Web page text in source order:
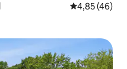
Évaluation
4,85 (46)
appréciés